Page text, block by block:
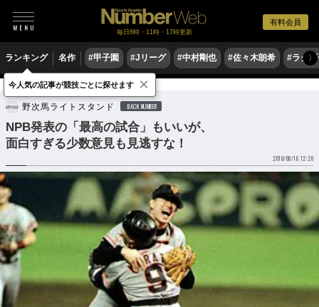
有料会員
毎日6時・11時・17時更新
ランキング 名作 #甲子園 #Jリーグ #中村剛也 #佐々木朗希 #ラグ〉
野球 プロ野球
野次馬ライトスタンド BACK NUMBER
NPB発表の「最高の試合」もいいが、
面白すぎる少数意見も見逃すな！
2010/08/16 12:20
今人気の記事が競技ごとに探せます ×